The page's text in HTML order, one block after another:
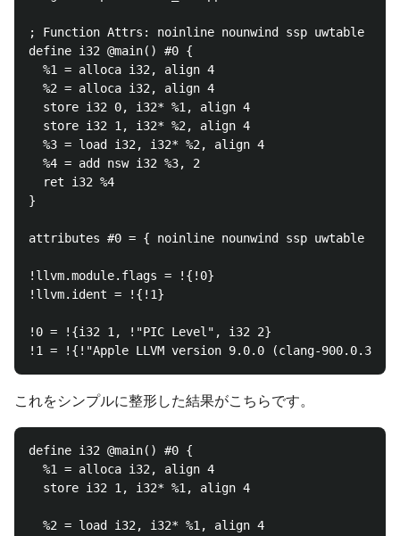
; Function Attrs: noinline nounwind ssp uwtable
define i32 @main() #0 {
  %1 = alloca i32, align 4
  %2 = alloca i32, align 4
  store i32 0, i32* %1, align 4
  store i32 1, i32* %2, align 4
  %3 = load i32, i32* %2, align 4
  %4 = add nsw i32 %3, 2
  ret i32 %4
}
attributes #0 = { noinline nounwind ssp uwtable
!llvm.module.flags = !{!0}
!llvm.ident = !{!1}
!0 = !{i32 1, !"PIC Level", i32 2}
これをシンプルに整形した結果がこちらです。
define i32 @main() #0 {
  %1 = alloca i32, align 4
  store i32 1, i32* %1, align 4
  %2 = load i32, i32* %1, align 4